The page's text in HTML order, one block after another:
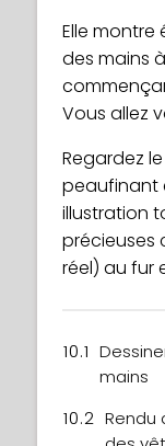
Elle
des mains
Vous allez
Regardez
peaufinant
illustration
précieuses
réel) au fur
10.1
mains
10.2 Rendu